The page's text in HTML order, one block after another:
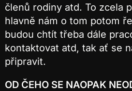
členů rodiny atd. To zcela
hlavně nám o tom potom
budou chtít třeba dále
kontaktovat atd, tak ať se
připravit.
OD ČEHO SE NAOPAK